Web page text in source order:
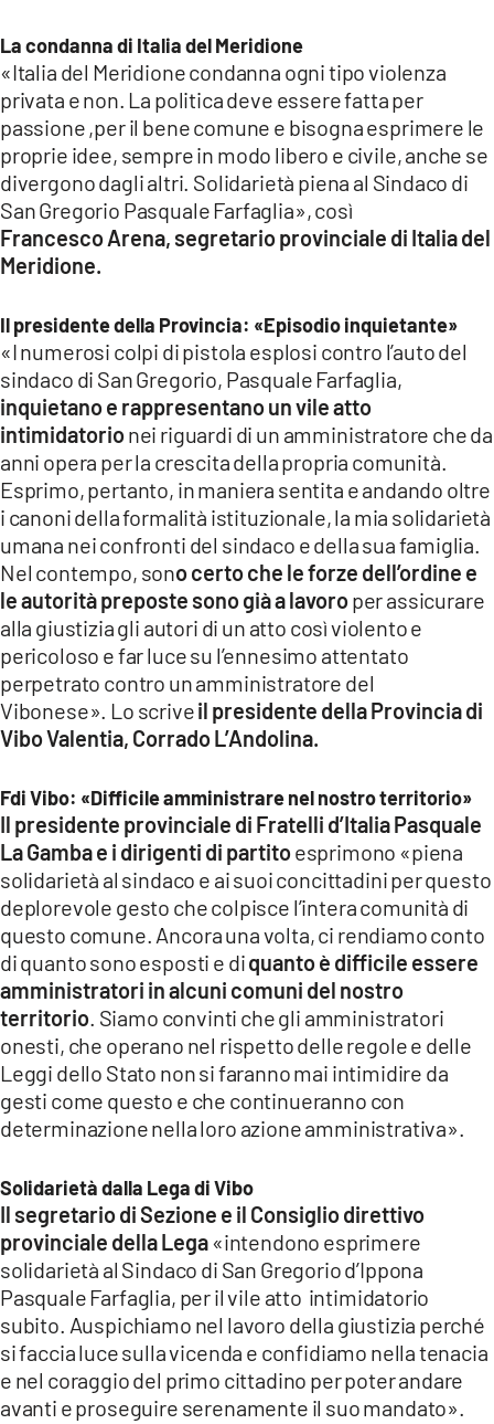
La condanna di Italia del Meridione
«Italia del Meridione condanna ogni tipo violenza
privata e non. La politica deve essere fatta per
passione ,per il bene comune e bisogna esprimere le
proprie idee, sempre in modo libero e civile, anche se
divergono dagli altri. Solidarietà piena al Sindaco di
San Gregorio Pasquale Farfaglia», così
Francesco Arena, segretario provinciale di Italia del
Meridione.
Il presidente della Provincia: «Episodio inquietante»
«I numerosi colpi di pistola esplosi contro l’auto del
sindaco di San Gregorio, Pasquale Farfaglia,
inquietano e rappresentano un vile atto
intimidatorionei riguardi di un amministratore che da
anni opera per la crescita della propria comunità.
Esprimo, pertanto, in maniera sentita e andando oltre
i canoni della formalità istituzionale, la mia solidarietà
umana nei confronti del sindaco e della sua famiglia.
Nel contempo, sono certo che le forze dell’ordine e
le autorità preposte sono già a lavoroper assicurare
alla giustizia gli autori di un atto così violento e
pericoloso e far luce su l’ennesimo attentato
perpetrato contro un amministratore del
Vibonese». Lo scriveil presidente della Provincia di
Vibo Valentia, Corrado L’Andolina.
Fdi Vibo: «Difficile amministrare nel nostro territorio»
Il presidente provinciale di Fratelli d’Italia Pasquale
La Gamba e i dirigenti di partitoesprimono «piena
solidarietà al sindaco e ai suoi concittadini per questo
deplorevole gesto che colpisce l’intera comunità di
questo comune. Ancora una volta, ci rendiamo conto
di quanto sono esposti e diquanto è difficile essere
amministratori in alcuni comuni del nostro
territorio . Siamo convinti che gli amministratori
onesti, che operano nel rispetto delle regole e delle
Leggi dello Stato non si faranno mai intimidire da
gesti come questo e che continueranno con
determinazione nella loro azione amministrativa».
Solidarietà dalla Lega di Vibo
Il segretario di Sezione e il Consiglio direttivo
provinciale della Lega«intendono esprimere
solidarietà al Sindaco di San Gregorio d’Ippona
Pasquale Farfaglia, per il vile atto intimidatorio
subito. Auspichiamo nel lavoro della giustizia perché
si faccia luce sulla vicenda e confidiamo nella tenacia
e nel coraggio del primo cittadino per poter andare
avanti e proseguire serenamente il suo mandato».